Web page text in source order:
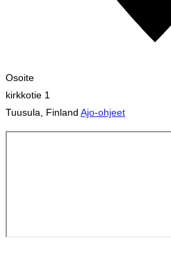
Osoite
kirkkotie 1
Tuusula
Finland Ajo-ohjeet